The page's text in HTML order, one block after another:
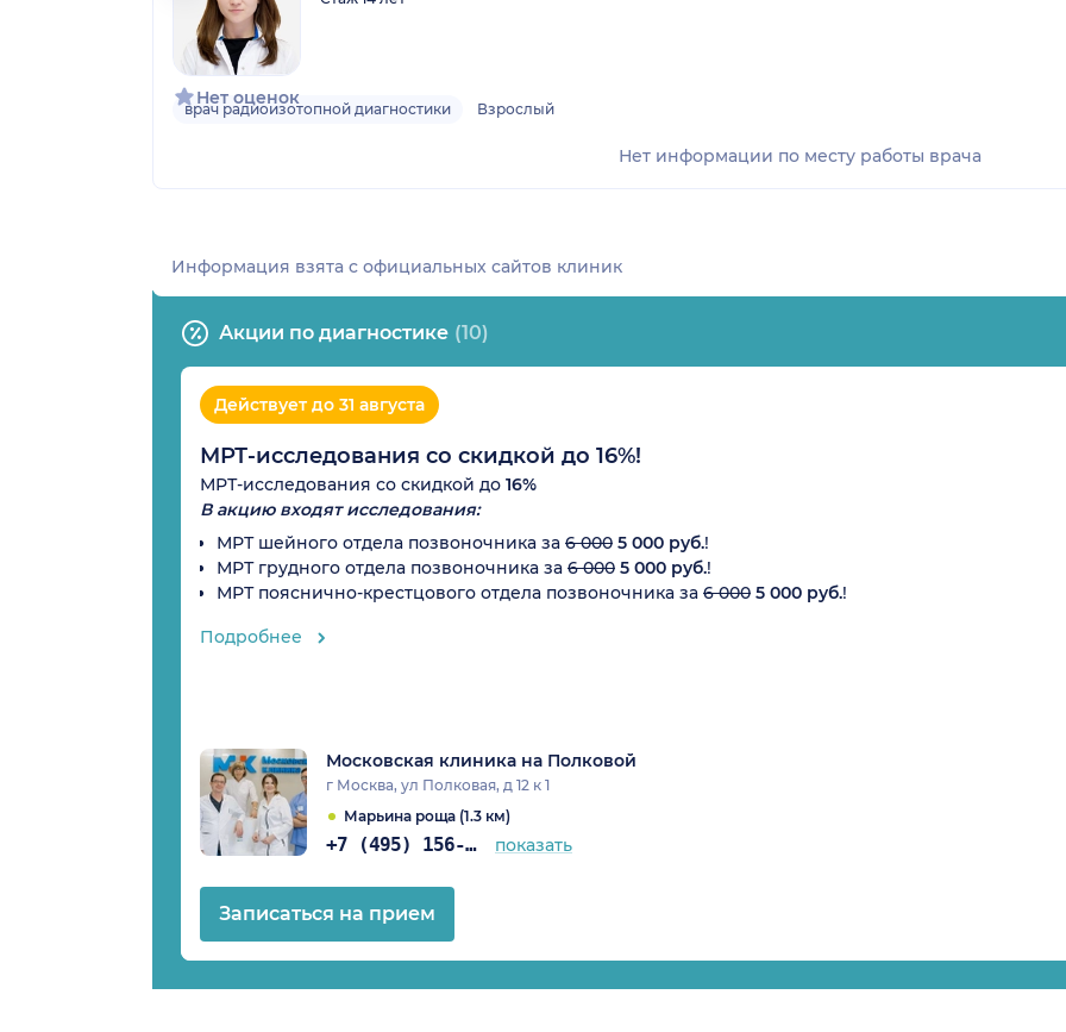
Нет оценок
врач радиоизотопной диагностики Взрослый
Нет информации по месту работы врача
Акции по диагностике (10)
Действует до 31 августа
МРТ-исследования со скидкой до 16%!
МРТ-исследования со скидкой до 16%
В акцию входят исследования:
МРТ шейного отдела позвоночника за 6 000 5 000 руб.!
МРТ грудного отдела позвоночника за 6 000 5 000 руб.!
МРТ пояснично-крестцового отдела позвоночника за 6 000 5 000 руб.!
Подробнее
Московская клиника на Полковой
г Москва, ул Полковая, д 12 к 1
Марьина роща (1.3 км)
+7 (495) 156-43-19 показать
Записаться на прием
Информация взята c официальных сайтов клиник